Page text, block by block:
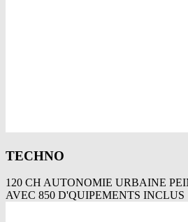
TECHNO
120 CH AUTONOMIE URBAINE
AVEC 850 D'QUIPEMENTS INCLUS